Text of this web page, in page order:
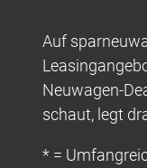
Auf
Neuwagen-
schaut, legt
* =